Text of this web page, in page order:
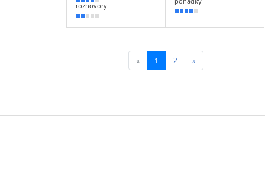
80 %
rozhovory
40 %
80 %
« 1 (current)
2 »